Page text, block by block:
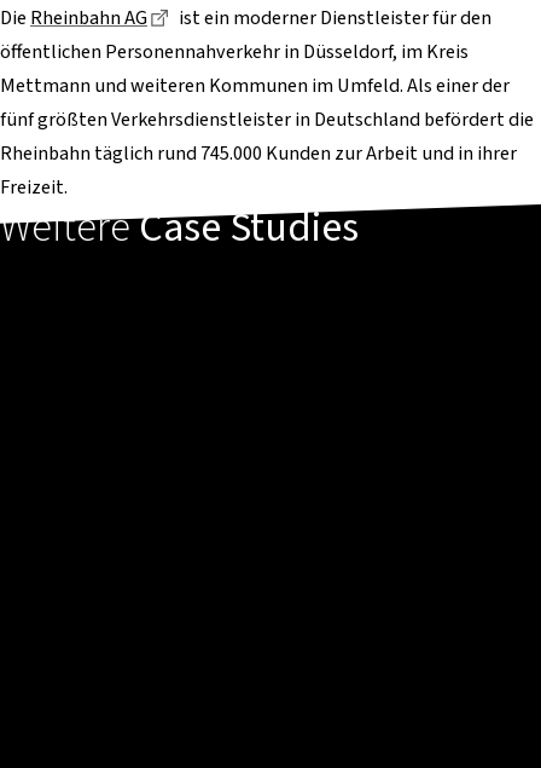
Die Rheinbahn AG Dieser Link führt zu einer externen Seite
ist ein moderner Dienstleister für den
öffentlichen Personennahverkehr in Düsseldorf, im Kreis
Mettmann und weiteren Kommunen im Umfeld. Als einer der
fünf größten Verkehrsdienstleister in Deutschland befördert die
Rheinbahn täglich rund 745.000 Kunden zur Arbeit und in ihrer
Freizeit.
WeitereCase Studies